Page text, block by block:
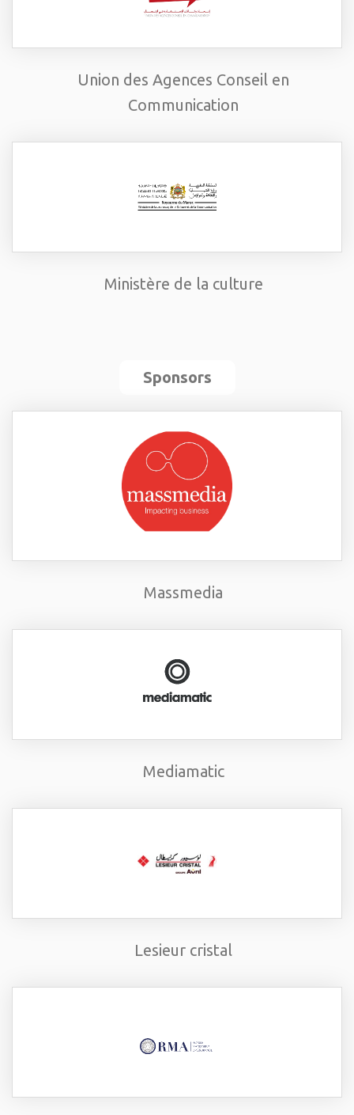
Union des Agences Conseil en
Communication
Ministère de la culture
Sponsors
Massmedia
Mediamatic
Lesieur cristal